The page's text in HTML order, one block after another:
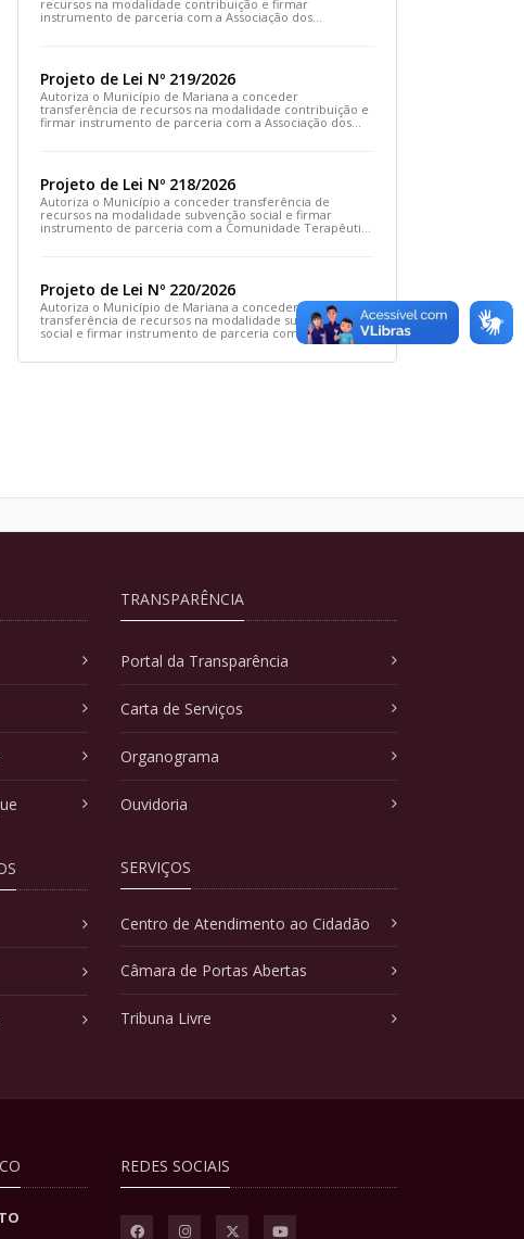
recursos na modalidade contribuição e firmar
instrumento de parceria com a Associação dos
Projeto de Lei Nº 219/2026
Autoriza o Município de Mariana a conceder
transferência de recursos na modalidade contribuição e
firmar instrumento de parceria com a Associação dos
Projeto de Lei Nº 218/2026
Autoriza o Município a conceder transferência de
recursos na modalidade subvenção social e firmar
instrumento de parceria com a Comunidade Terapêutica
Projeto de Lei Nº 220/2026
Autoriza o Município de Mariana a conceder
transferência de recursos na modalidade subvenção
social e firmar instrumento de parceria com a Associação
Comunitária Cãodomínio e dá outras providências
TRANSPARÊNCIA
Portal da Transparência
Carta de Serviços
Organograma
Ouvidoria
SERVIÇOS
Centro de Atendimento ao Cidadão
Câmara de Portas Abertas
Tribuna Livre
REDES SOCIAIS